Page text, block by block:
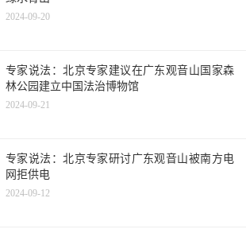
2024-09-20
专家说法：北京专家建议在广东观音山国家森
林公园建立中国法治博物馆
2024-09-21
专家说法：北京专家研讨广东观音山被南方电
网拒供电
2024-09-12